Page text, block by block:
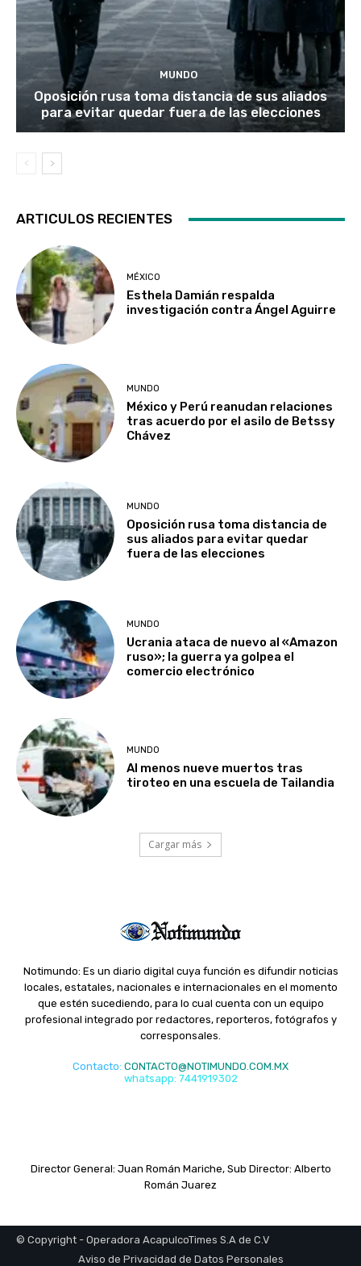
MUNDO
Oposición rusa toma distancia de sus aliados
para evitar quedar fuera de las elecciones
ARTICULOS RECIENTES
MÉXICO
Esthela Damián respalda
investigación contra Ángel Aguirre
MUNDO
México y Perú reanudan relaciones
tras acuerdo por el asilo de Betssy
Chávez
MUNDO
Oposición rusa toma distancia de
sus aliados para evitar quedar
fuera de las elecciones
MUNDO
Ucrania ataca de nuevo al «Amazon
ruso»; la guerra ya golpea el
comercio electrónico
MUNDO
Al menos nueve muertos tras
tiroteo en una escuela de Tailandia
Cargar más
Notimundo: Es un diario digital cuya función es difundir noticias
locales, estatales, nacionales e internacionales en el momento
que estén sucediendo, para lo cual cuenta con un equipo
profesional integrado por redactores, reporteros, fotógrafos y
corresponsales.
Contacto: CONTACTO@NOTIMUNDO.COM.MX
whatsapp: 7441919302
Director General: Juan Román Mariche, Sub Director: Alberto
Román Juarez
© Copyright - Operadora AcapulcoTimes S.A de C.V
Aviso de Privacidad de Datos Personales